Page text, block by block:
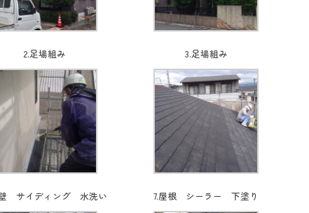
2.足場組み 3.足場組み
サイディング 水洗い 7.屋根 シーラー 下塗り